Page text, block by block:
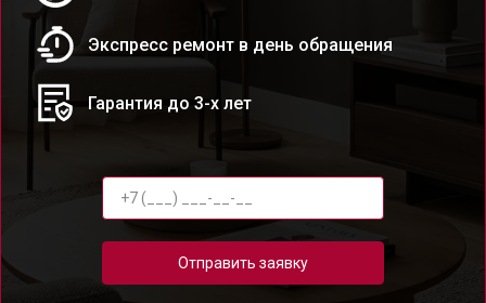
Экспресс ремонт в день обращения
Гарантия до 3-х лет
Отправить заявку